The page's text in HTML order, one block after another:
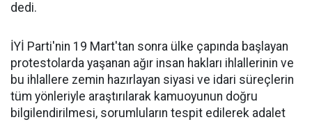
dedi.
İYİ Parti'nin 19 Mart'tan sonra ülke çapında başlayan
protestolarda yaşanan ağır insan hakları ihlallerinin ve
bu ihlallere zemin hazırlayan siyasi ve idari süreçlerin
tüm yönleriyle araştırılarak kamuoyunun doğru
bilgilendirilmesi, sorumluların tespit edilerek adalet